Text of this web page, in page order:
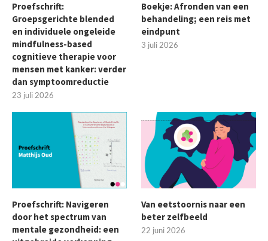
Proefschrift:
Groepsgerichte blended
en individuele ongeleide
mindfulness-based
cognitieve therapie voor
mensen met kanker: verder
dan symptoomreductie
23 juli 2026
Boekje: Afronden van een
behandeling; een reis met
eindpunt
3 juli 2026
Proefschrift: Navigeren
door het spectrum van
mentale gezondheid: een
Van eetstoornis naar een
beter zelfbeeld
22 juni 2026